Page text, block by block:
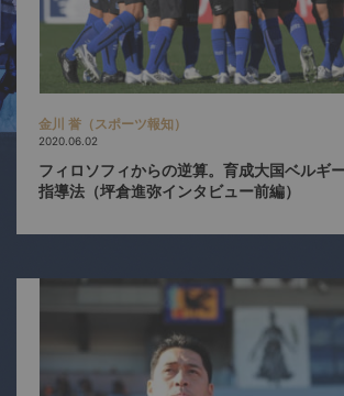
金川 誉（スポーツ報知）
2020.06.02
フィロソフィからの逆算。育成大国ベルギ
指導法（坪倉進弥インタビュー前編）